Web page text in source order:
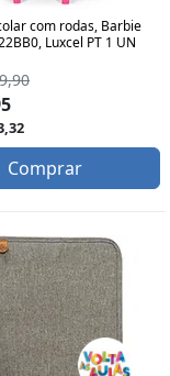
com rodas, Barbie
Luxcel PT 1 UN
Comprar